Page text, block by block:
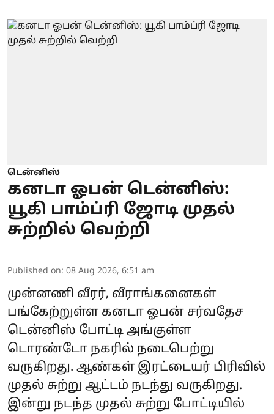
டென்னிஸ்
கனடா ஓபன் டென்னிஸ்:
யூகி பாம்ப்ரி ஜோடி முதல்
சுற்றில் வெற்றி
Published on: 08 Aug 2026, 6:51 am
முன்னணி வீரர், வீராங்கனைகள்
பங்கேற்றுள்ள கனடா ஓபன் சர்வதேச
டென்னிஸ் போட்டி அங்குள்ள
டொரண்டோ நகரில் நடைபெற்று
வருகிறது. ஆண்கள் இரட்டையர் பிரிவில்
முதல் சுற்று ஆட்டம் நடந்து வருகிறது.
இன்று நடந்த முதல் சுற்று போட்டியில்